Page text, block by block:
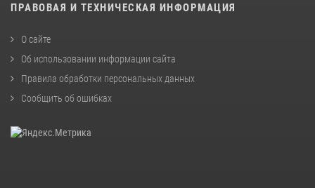
ПРАВОВАЯ И ТЕХНИЧЕСКАЯ ИНФОРМАЦИЯ
О сайте
Об использовании информации сайта
Правила обработки персональных данных
Сообщить об ошибках